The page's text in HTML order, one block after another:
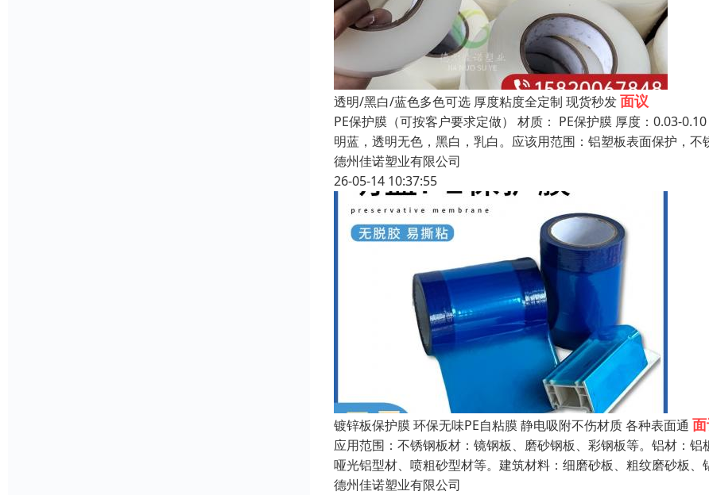
透明/黑白/蓝色多色可选 厚度粘度全定制 现货秒发面议
PE保护膜（可按客户要求定做） 材质： PE保护膜 厚度：0.03-
明蓝，透明无色，黑白，乳白。应该用范围：铝塑板表面保护，
德州佳诺塑业有限公司
26-05-14 10:37:55
镀锌板保护膜 环保无味PE自粘膜 静电吸附不伤材质 各种表面通
应用范围：不锈钢板材：镜钢板、磨砂钢板、彩钢板等。铝材：
哑光铝型材、喷粗砂型材等。建筑材料：细磨砂板、粗纹磨砂板
德州佳诺塑业有限公司